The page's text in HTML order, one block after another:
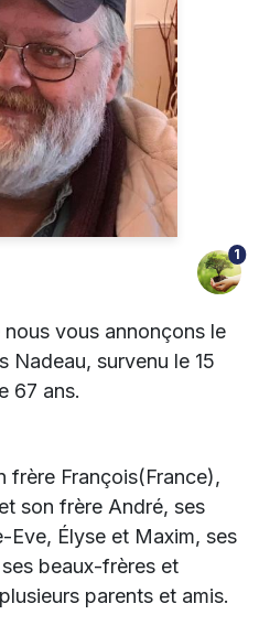
1
nous vous annonçons le
Nadeau, survenu le 15
67 ans.
frère François(France),
son frère André, ses
Eve, Élyse et Maxim, ses
ses beaux-frères et
parents et amis.